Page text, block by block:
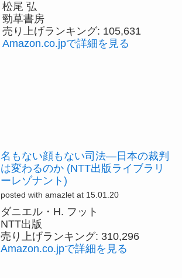
松尾 弘
勁草書房
売り上げランキング: 105,631
Amazon.co.jpで詳細を見る
名もない顔もない司法―日本の裁判
は変わるのか (NTT出版ライブラリ
ーレゾナント)
posted with amazlet at 15.01.20
ダニエル・H. フット
NTT出版
売り上げランキング: 310,296
Amazon.co.jpで詳細を見る